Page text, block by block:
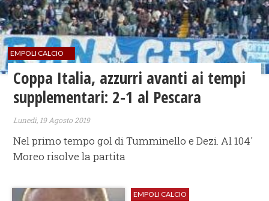
EMPOLI CALCIO
Coppa Italia, azzurri avanti ai tempi
supplementari: 2-1 al Pescara
Lunedì, 19 Agosto 2019
Nel primo tempo gol di Tumminello e Dezi. Al 104'
Moreo risolve la partita
EMPOLI CALCIO